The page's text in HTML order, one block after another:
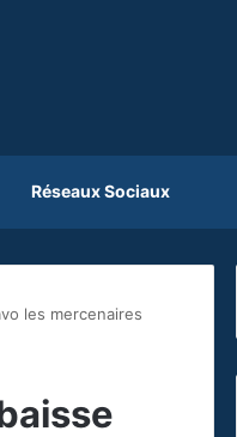
Réseaux Sociaux
les mercenaires